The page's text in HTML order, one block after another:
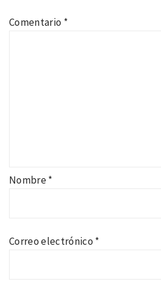
Comentario *
Nombre*
Correo electrónico *